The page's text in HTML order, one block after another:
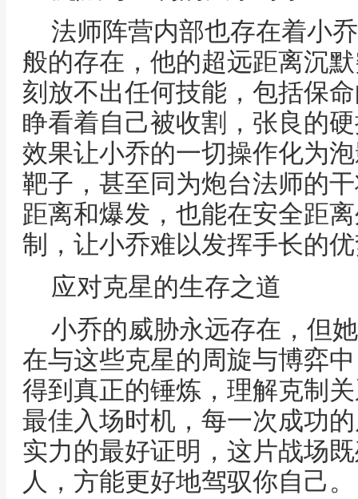
法师阵营内部也存在着小
般的存在，他的超远距离沉
刻放不出任何技能，包括保
睁看着自己被收割，张良的
效果让小乔的一切操作化为
靶子，甚至同为炮台法师的
距离和爆发，也能在安全距
制，让小乔难以发挥手长的
应对克星的生存之道
小乔的威胁永远存在，但
在与这些克星的周旋与博弈
得到真正的锤炼，理解克制
最佳入场时机，每一次成功
实力的最好证明，这片战场
人，方能更好地驾驭你自己。